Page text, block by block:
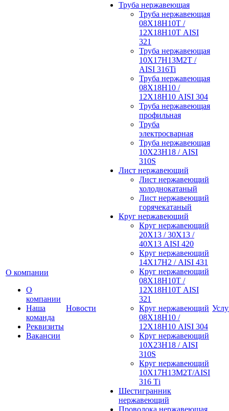
О компании
О
компании
Наша
команда
Реквизиты
Вакансии
Новости
Труба нержавеющая
Труба нержавеющая
08Х18Н10Т /
12Х18Н10Т AISI
321
Труба нержавеющая
10Х17Н13М2Т /
AISI 316Ti
Труба нержавеющая
08Х18Н10 /
12Х18Н10 AISI 304
Труба нержавеющая
профильная
Труба
электросварная
Труба нержавеющая
10Х23Н18 / AISI
310S
Лист нержавеющий
Лист нержавеющий
холоднокатаный
Лист нержавеющий
горячекатаный
Круг нержавеющий
Круг нержавеющий
20Х13 / 30Х13 /
40Х13 AISI 420
Круг нержавеющий
14Х17Н2 / AISI 431
Круг нержавеющий
08Х18Н10Т /
12Х18Н10Т AISI
321
Круг нержавеющий
08Х18Н10 /
12Х18Н10 AISI 304
Круг нержавеющий
10Х23Н18 / AISI
310S
Круг нержавеющий
10Х17Н13М2Т/AISI
316 Тi
Шестигранник
нержавеющий
Проволока нержавеющая